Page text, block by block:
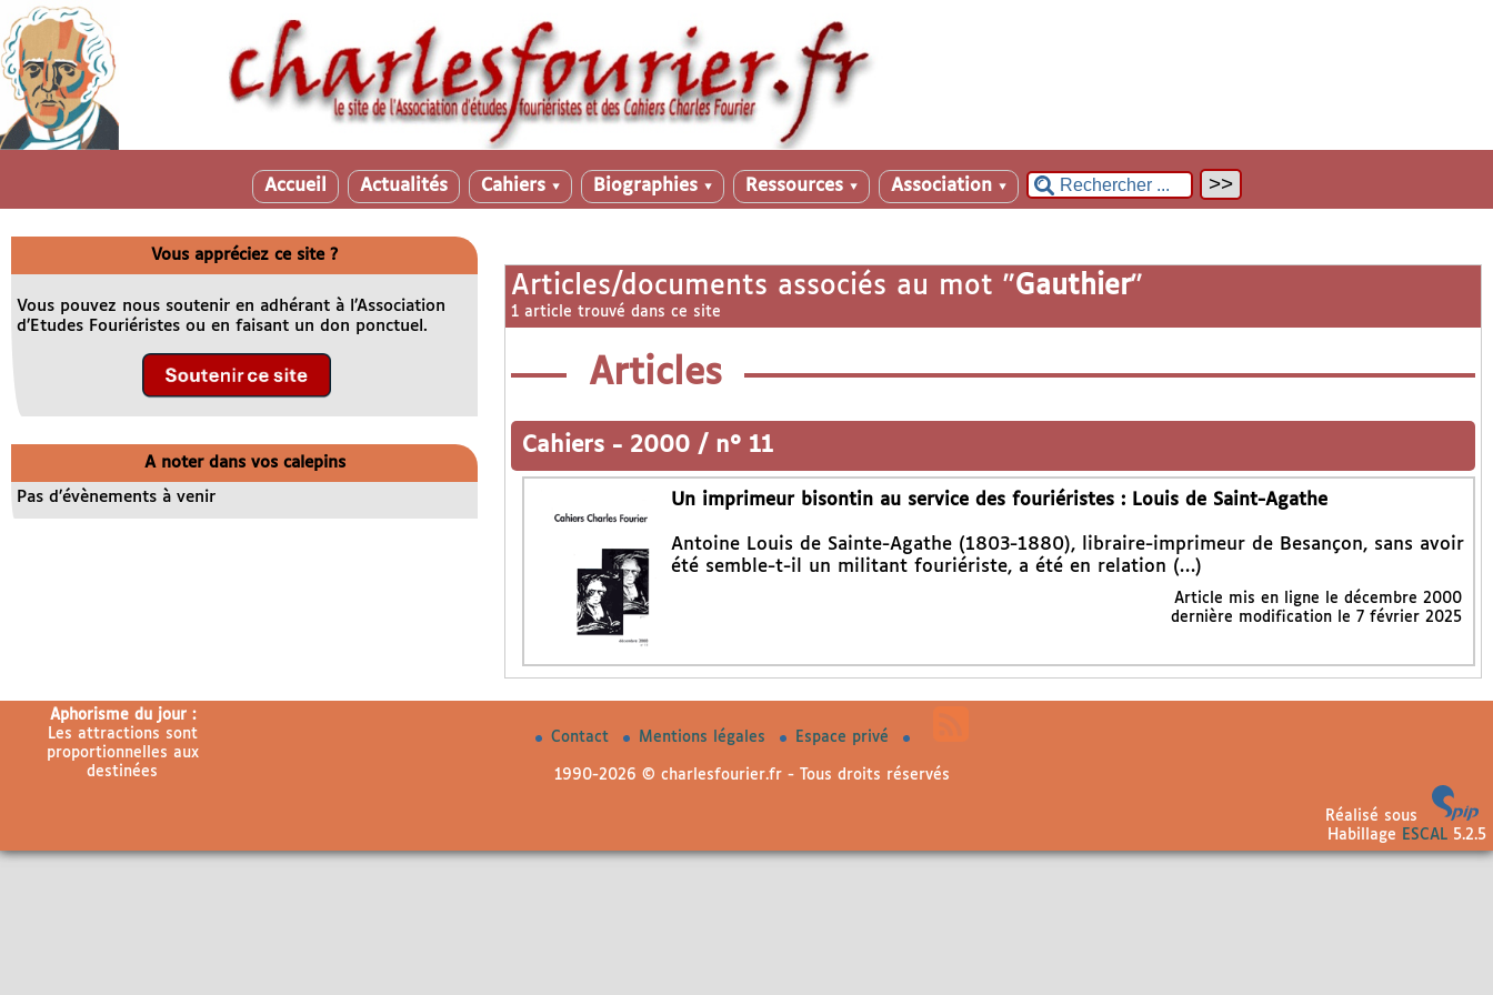
Accueil Actualités Cahiers ▼ Biographies ▼ Ressources ▼ Association ▼
Articles/documents associés au mot "Gauthier"
1 article trouvé dans ce site
Articles
Cahiers - 2000 / n° 11
Un imprimeur bisontin au service des fouriéristes : Louis de Saint-Agathe
Antoine Louis de Sainte-Agathe (1803-1880), libraire-imprimeur de Besançon, sans avoir
été semble-t-il un militant fouriériste, a été en relation (…)
Article mis en ligne le décembre 2000
dernière modification le 7 février 2025
Vous appréciez ce site ?
Vous pouvez nous soutenir en adhérant à l’Association
d’Etudes Fouriéristes ou en faisant un don ponctuel.
A noter dans vos calepins
Pas d’évènements à venir
Aphorisme du jour :
Les attractions sont
proportionnelles aux
destinées
Contact Mentions légales Espace privé
1990-2026 © charlesfourier.fr - Tous droits réservés
Réalisé sous
Habillage
ESCAL5.2.5